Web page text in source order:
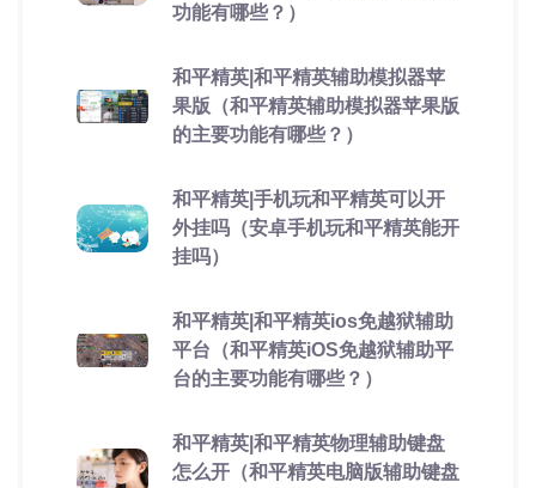
功能有哪些？）
和平精英|和平精英辅助模拟器苹
果版（和平精英辅助模拟器苹果版
的主要功能有哪些？）
和平精英|手机玩和平精英可以开
外挂吗（安卓手机玩和平精英能开
挂吗）
和平精英|和平精英ios免越狱辅助
平台（和平精英iOS免越狱辅助平
台的主要功能有哪些？）
和平精英|和平精英物理辅助键盘
怎么开（和平精英电脑版辅助键盘